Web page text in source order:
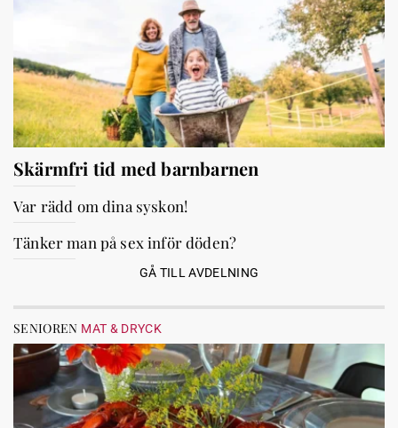
Skärmfri tid med barnbarnen
Var rädd om dina syskon!
Tänker man på sex inför döden?
GÅ TILL AVDELNING
SENIOREN MAT & DRYCK